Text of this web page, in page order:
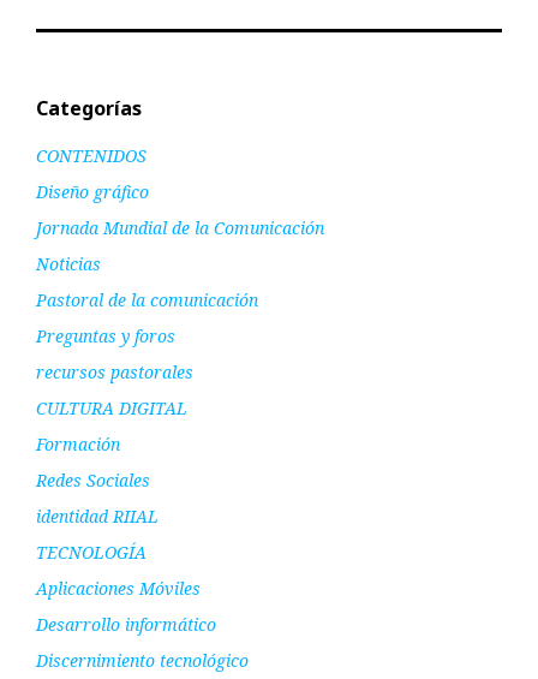
Categorías
CONTENIDOS
Diseño gráfico
Jornada Mundial de la Comunicación
Noticias
Pastoral de la comunicación
Preguntas y foros
recursos pastorales
CULTURA DIGITAL
Formación
Redes Sociales
identidad RIIAL
TECNOLOGÍA
Aplicaciones Móviles
Desarrollo informático
Discernimiento tecnológico